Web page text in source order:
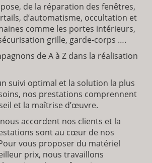
de la réparation des fenêtres,
d’automatisme, occultation et
comme les portes intérieurs,
grille, garde-corps ….
de A à Z dans la réalisation
suivi optimal et la solution la plus
nos prestations comprennent
et la maîtrise d’œuvre.
accordent nos clients et la
sont au cœur de nos
vous proposer du matériel
prix, nous travaillons